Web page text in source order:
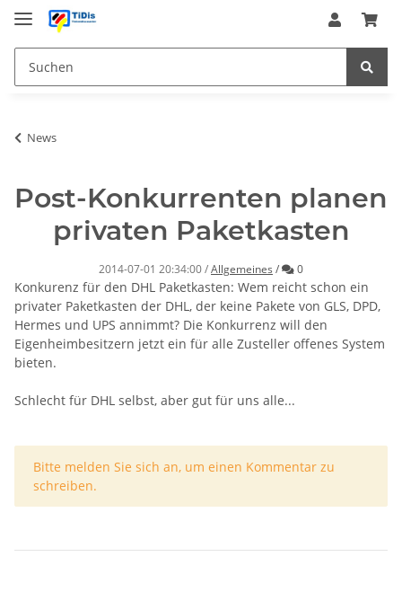
News
Post-Konkurrenten planen
privaten Paketkasten
2014-07-01 20:34:00/Allgemeines / Kommentare
0
Konkurenz für den DHL Paketkasten: Wem reicht schon ein
privater Paketkasten der DHL, der keine Pakete von GLS, DPD,
Hermes und UPS annimmt? Die Konkurrenz will den
Eigenheimbesitzern jetzt ein für alle Zusteller offenes System
bieten.
Schlecht für DHL selbst, aber gut für uns alle...
x
Bitte melden Sie sich an, um einen Kommentar zu
schreiben.